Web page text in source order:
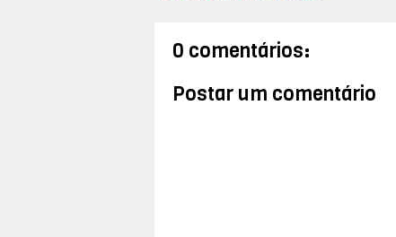
0 comentários:
Postar um comentário